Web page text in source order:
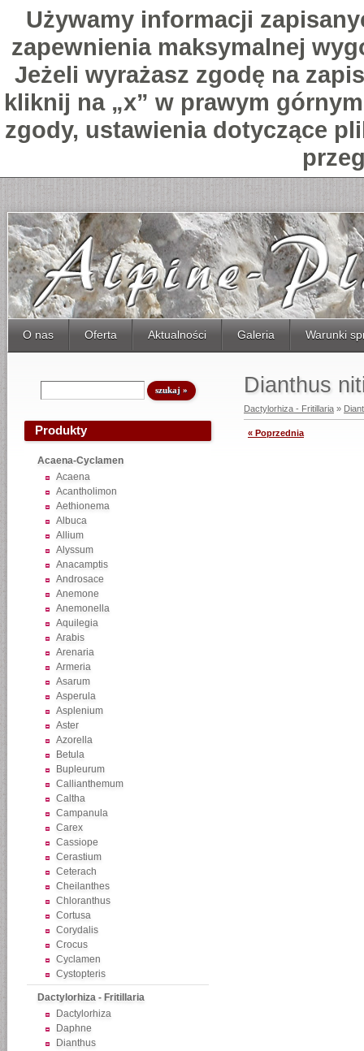
Używamy informacji
zapewnienia maksymalnej
Jeżeli wyrażasz zgodę na
kliknij na „x” w prawym
zgody, ustawienia dotyczące
O nas Oferta Aktualności Galeria Warunki
Produkty
Acaena-Cyclamen
Acaena
Acantholimon
Aethionema
Albuca
Allium
Alyssum
Anacamptis
Androsace
Anemone
Anemonella
Aquilegia
Arabis
Arenaria
Armeria
Asarum
Asperula
Asplenium
Aster
Azorella
Betula
Bupleurum
Callianthemum
Caltha
Campanula
Carex
Cassiope
Cerastium
Ceterach
Cheilanthes
Chloranthus
Cortusa
Corydalis
Crocus
Cyclamen
Cystopteris
Dactylorhiza - Fritillaria
Dactylorhiza
Daphne
Dianthus
Dianthus
Dactylorhiza - Fritillaria »
« Poprzednia